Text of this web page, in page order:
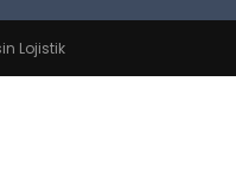
Lojistik